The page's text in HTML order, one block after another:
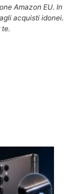
Amazon EU. In
acquisti idonei.